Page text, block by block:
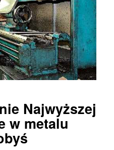
Najwyższej
w metalu